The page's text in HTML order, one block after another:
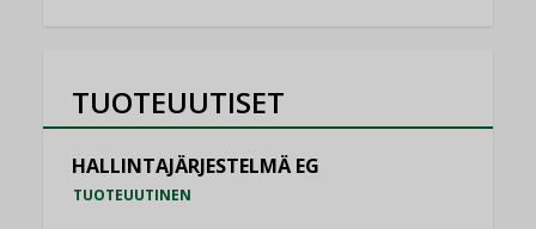
TUOTEUUTISET
HALLINTAJÄRJESTELMÄ EG
TUOTEUUTINEN